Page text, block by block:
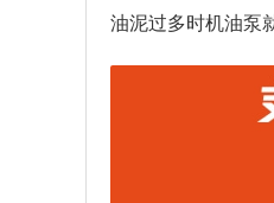
油泥过多时机油泵